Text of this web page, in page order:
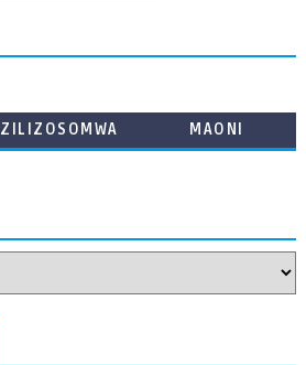
ZILIZOSOMWA
MAONI